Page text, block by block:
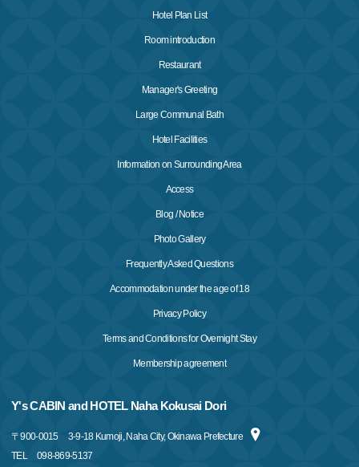
Hotel Plan List
Room introduction
Restaurant
Manager's Greeting
Large Communal Bath
Hotel Facilities
Information on Surrounding Area
Access
Blog / Notice
Photo Gallery
Frequently Asked Questions
Accommodation under the age of 18
Privacy Policy
Terms and Conditions for Overnight Stay
Membership agreement
Y's CABIN and HOTEL Naha Kokusai Dori
〒900-0015
3-9-18 Kumoji, Naha City, Okinawa Prefecture
TEL
098-869-5137